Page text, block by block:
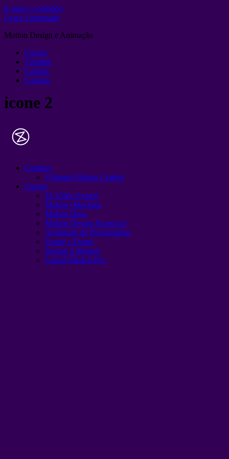
Ir para o conteúdo
Layer Lemonade
Motion Design e Animação
Cursos
Youtube
Collabs
Contato
icone 2
Combos
Ultimate Motion Combo
Cursos
IA Video Expert
Motion+Machine
Motion Boss
Motion Design Essencial
Animação de Personagens
Frame a Frame
Design 4 Motion
Liquid Motion Pro